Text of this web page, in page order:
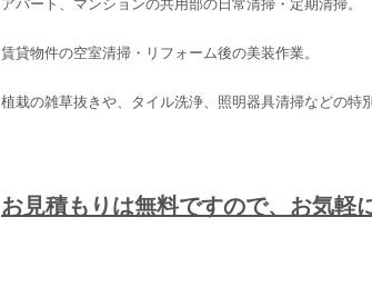
アパート、マンションの共用部の日常清掃・定期清掃。
賃貸物件の空室清掃・リフォーム後の美装作業。
植栽の雑草抜きや、タイル洗浄、照明器具清掃などの特
お見積もりは無料ですので、お気軽